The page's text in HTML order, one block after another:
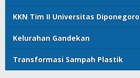
KKN Tim II Universitas Diponegoro
Kelurahan Gandekan
Transformasi Sampah Plastik